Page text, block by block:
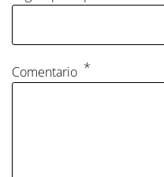
Comentario